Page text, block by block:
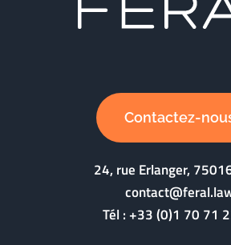
Contactez-
24, rue Erlanger,
Tél :+33 (0)1 70 71